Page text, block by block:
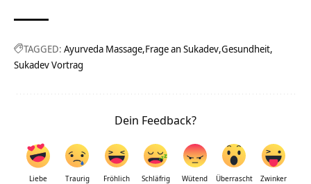
TAGGED: Ayurveda Massage Frage an Sukadev Gesundheit
Sukadev Vortrag
Dein Feedback?
Liebe Traurig Fröhlich Schläfrig Wütend Überrascht Zwinker